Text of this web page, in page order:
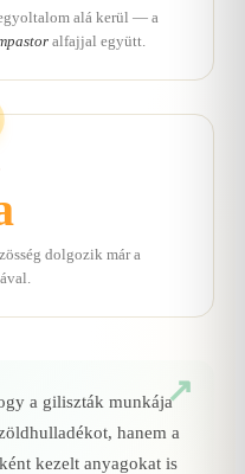
alá kerül — a
alfajjal együtt.
dolgozik már a
a giliszták munkája
hanem a
kezelt anyagokat is